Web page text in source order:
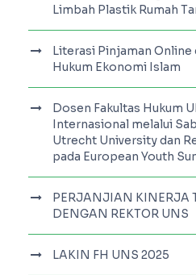
Limbah Plastik Rumah
Literasi Pinjaman
Hukum Ekonomi Islam
Dosen Fakultas Hukum
Internasional melalui
Utrecht University dan
pada European Youth
PERJANJIAN KINERJA
DENGAN REKTOR UNS
LAKIN FH UNS 2025